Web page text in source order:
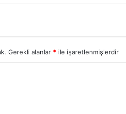
Gerekli alanlar * ile işaretlenmişlerdir